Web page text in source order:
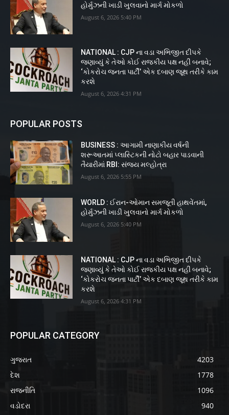
હોર્મુઝની ખાડી ખુલવાનો માર્ગ મોકળો
August 6, 2026 5:40 PM
NATIONAL : CJP ના વડા અભિજીત દીપકે
જણાવ્યું કે તેઓ કોઈ રાજકીય પક્ષ નહીં બનાવે;
‘કોકરોચ જનતા પાર્ટી’ એક દબાણ જૂથ તરીકે કામ
કરશે
August 6, 2026 4:31 PM
POPULAR POSTS
BUSINESS : આગામી નાણાકીય વર્ષની
શરૂઆતમાં પ્લાસ્ટિકની નોટો બહાર પાડવાની
તૈયારીમાં RBI: સંજય મલ્હોત્રા
August 6, 2026 5:55 PM
WORLD : ઈરાન-ઓમાન સમજૂતી હાથવેંતમાં,
હોર્મુઝની ખાડી ખુલવાનો માર્ગ મોકળો
August 6, 2026 5:40 PM
NATIONAL : CJP ના વડા અભિજીત દીપકે
જણાવ્યું કે તેઓ કોઈ રાજકીય પક્ષ નહીં બનાવે;
‘કોકરોચ જનતા પાર્ટી’ એક દબાણ જૂથ તરીકે કામ
કરશે
August 6, 2026 4:31 PM
POPULAR CATEGORY
ગુજરાત
4203
દેશ
1778
રાજનીતિ
1096
વડોદરા
940